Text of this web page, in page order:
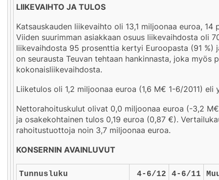
LIIKEVAIHTO JA TULOS
Katsauskauden liikevaihto oli 13,1 miljoonaa euroa,
Viiden suurimman asiakkaan osuus liikevaihdosta oli
liikevaihdosta 95 prosenttia kertyi Euroopasta (91
on seurausta Teuvan tehtaan hankinnasta, joka myös
kokonaisliikevaihdosta.
Liiketulos oli 1,2 miljoonaa euroa (1,6 M€ 1-6/2011)
Nettorahoituskulut olivat 0,0 miljoonaa euroa (-3,2
ja osakekohtainen tulos 0,19 euroa (0,87 €).
rahoitustuottoja noin 3,7 miljoonaa euroa.
KONSERNIN AVAINLUVUT
Tunnusluku 4-6/12 4-6/11